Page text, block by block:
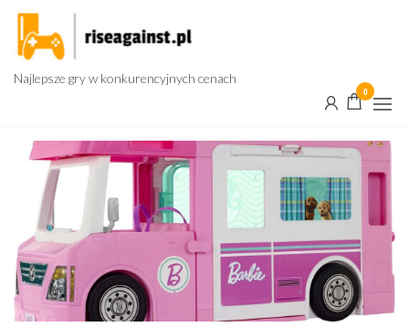
Przejdź
treści
Najlepsze gry w konkurencyjnych cenach
0